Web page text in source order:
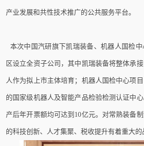
产业发展和共性技术推广的公共服务平台。
本次中国汽研旗下凯瑞装备、机器人国检
区设立全资子公司，其中凯瑞装备将整体承
人作为拟上市主体培育；机器人国检中心项
的国家级机器人及智能产品检验检测认证中
产后年开票额均可达到10亿元。对常熟装备
的科技创新、人才集聚、税收提升有着重大的